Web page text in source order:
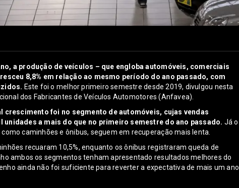
a produção de veículos – que engloba automóveis, comerciais
8,8% em relação ao mesmo período do ano passado, com
Este foi o melhor primeiro semestre desde 2019, divulgou nesta
dos Fabricantes de Veículos Automotores (Anfavea).
crescimento foi no segmento de automóveis, cujas vendas
unidades a mais do que no primeiro semestre do ano passado. Já o
caminhões e ônibus, seguem em recuperação mais lenta.
recuaram 10,5%, enquanto os ônibus registraram queda de
ambos os segmentos tenham apresentado resultados melhores do
ainda não foi suficiente para reverter a expectativa de mais um ano